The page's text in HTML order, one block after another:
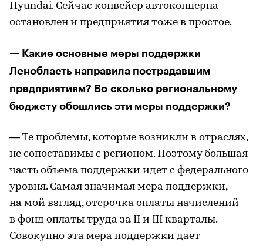
Hyundai. Сейчас конвейер автоконцерна
остановлен и предприятия тоже в простое.
— Какие основные меры поддержки
Ленобласть направила пострадавшим
предприятиям? Во сколько региональному
бюджету обошлись эти меры поддержки?
— Те проблемы, которые возникли в отраслях,
не сопоставимы с регионом. Поэтому большая
часть объема поддержки идет с федерального
уровня. Самая значимая мера поддержки,
на мой взгляд, отсрочка оплаты начислений
в фонд оплаты труда за II и III кварталы.
Совокупно эта мера поддержки дает